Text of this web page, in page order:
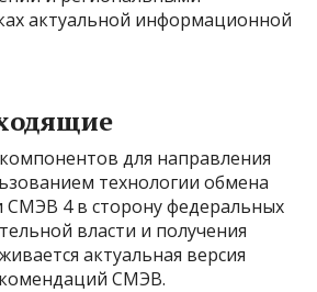
актуальной информационной
для направления
технологии обмена
4 в сторону федеральных
власти и получения
актуальная версия
СМЭВ.